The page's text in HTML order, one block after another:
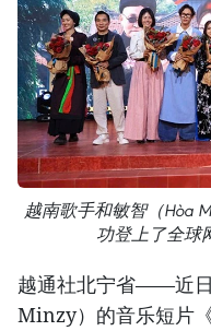
越南歌手和敏智（Hòa
功登上了全球
越通社北宁省——近
Minzy）的音乐短片